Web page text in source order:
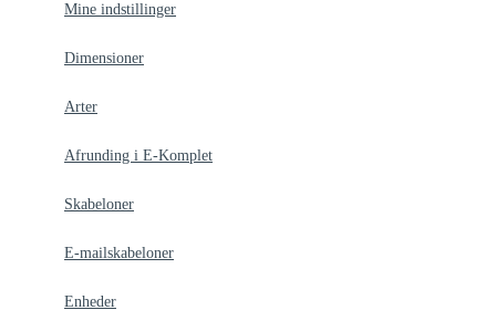
Mine indstillinger
Dimensioner
Arter
Afrunding i E-Komplet
Skabeloner
E-mailskabeloner
Enheder